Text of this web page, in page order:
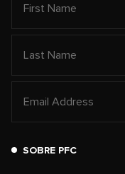
SOBRE PFC